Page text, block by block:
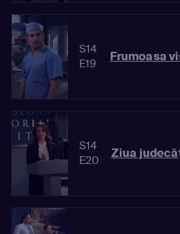
S14
E19
Frumoasa
S14
E20
Ziua